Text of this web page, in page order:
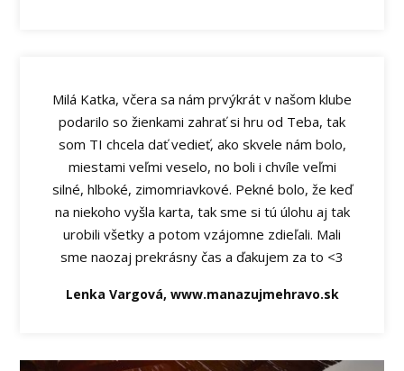
Milá Katka, včera sa nám prvýkrát v našom klube
podarilo so žienkami zahrať si hru od Teba, tak
som TI chcela dať vedieť, ako skvele nám bolo,
miestami veľmi veselo, no boli i chvíle veľmi
silné, hlboké, zimomriavkové. Pekné bolo, že keď
na niekoho vyšla karta, tak sme si tú úlohu aj tak
urobili všetky a potom vzájomne zdieľali. Mali
sme naozaj prekrásny čas a ďakujem za to <3
Lenka Vargová, www.manazujmehravo.sk